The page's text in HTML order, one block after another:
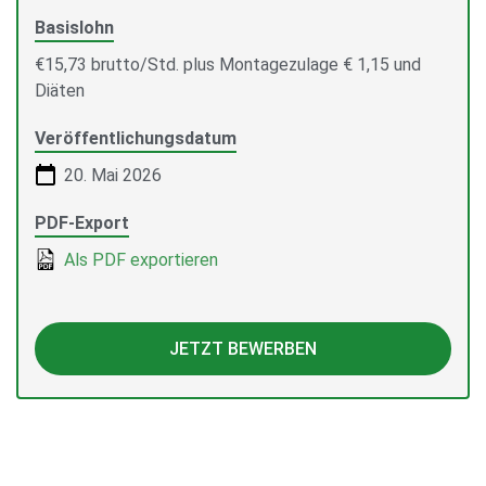
Basislohn
€15,73 brutto/Std. plus Montagezulage € 1,15 und
Diäten
Veröffentlichungsdatum
20. Mai 2026
PDF-Export
Als PDF exportieren
JETZT BEWERBEN